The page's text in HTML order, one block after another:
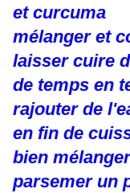
et curcuma
mélanger et
laisser cuire
de temps en
rajouter de
en fin de
bien
parsemer un